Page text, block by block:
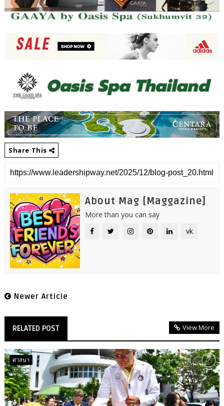
Share This
About Mag [Maggazine]
More than you can say
vk
Newer Article
RELATED POST View More
ศาสนา